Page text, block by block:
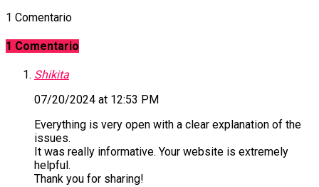
1 Comentario
1 Comentario
Shikita
07/20/2024 at 12:53 PM
Everything is very open with a clear explanation of the
issues.
It was really informative. Your website is extremely
helpful.
Thank you for sharing!